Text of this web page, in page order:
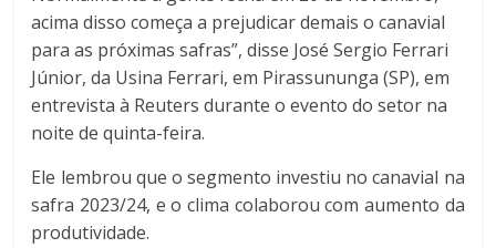
acima disso começa a prejudicar demais o canavial
para as próximas safras”, disse José Sergio Ferrari
Júnior, da Usina Ferrari, em Pirassununga (SP), em
entrevista à Reuters durante o evento do setor na
noite de quinta-feira.
Ele lembrou que o segmento investiu no canavial na
safra 2023/24, e o clima colaborou com aumento da
produtividade.